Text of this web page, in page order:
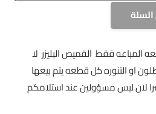
المباعه فقط القميص البليزر لا
او التنوره كل قطعه يتم بيعها
لان ليس مسؤولين عند استلامكم